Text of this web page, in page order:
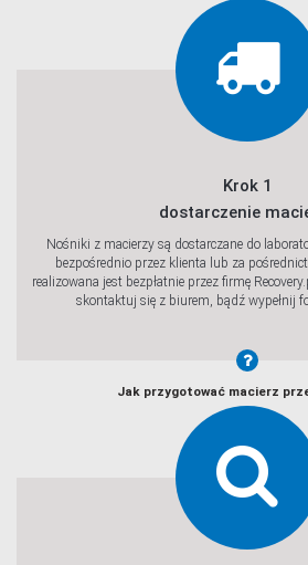
Krok 1
dostarczenie
Nośniki z macierzy są dostarczane do
bezpośrednio przez klienta lub za
realizowana jest bezpłatnie przez firmę
skontaktuj się z biurem, bądź wypełnij
Jak przygotować macierz